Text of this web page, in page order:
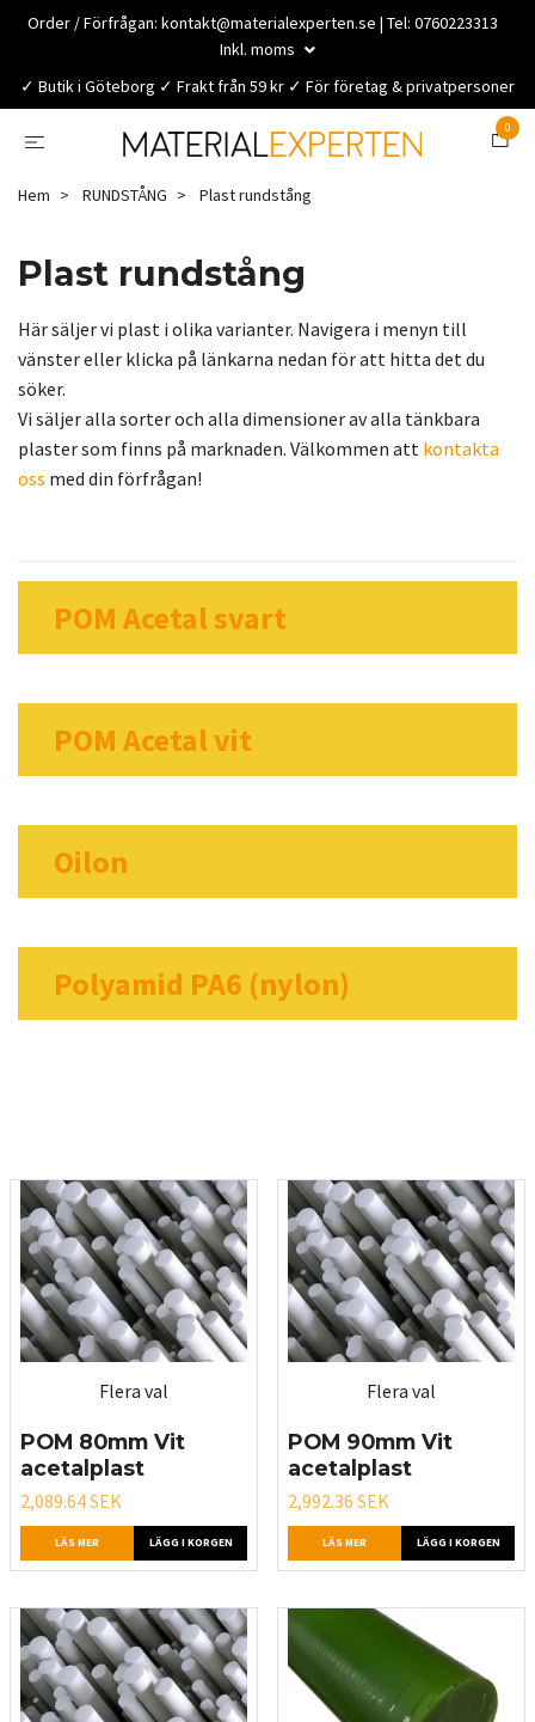
Order / Förfrågan: kontakt@materialexperten.se | Tel: 0760223313
Inkl. moms
✓ Butik i Göteborg ✓ Frakt från 59 kr ✓ För företag & privatpersoner
0
Hem RUNDSTÅNG Plast rundstång
Plast rundstång
Här säljer vi plast i olika varianter. Navigera i menyn till
vänster eller klicka på länkarna nedan för att hitta det du
söker.
Vi säljer alla sorter och alla dimensioner av alla tänkbara
plaster som finns på marknaden. Välkommen att kontakta
oss med din förfrågan!
POM Acetal svart
POM Acetal vit
Oilon
Polyamid PA6 (nylon)
Flera val
POM 80mm Vit
acetalplast
2,089.64 SEK
LÄS MER LÄGG I KORGEN
Flera val
POM 90mm Vit
acetalplast
2,992.36 SEK
LÄS MER LÄGG I KORGEN